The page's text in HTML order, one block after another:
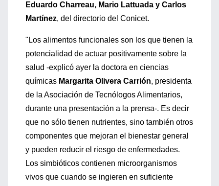
Eduardo Charreau, Mario Lattuada y Carlos
Martínez, del directorio del Conicet.
"Los alimentos funcionales son los que tienen la
potencialidad de actuar positivamente sobre la
salud -explicó ayer la doctora en ciencias
químicas Margarita Olivera Carrión, presidenta
de la Asociación de Tecnólogos Alimentarios,
durante una presentación a la prensa-. Es decir
que no sólo tienen nutrientes, sino también otros
componentes que mejoran el bienestar general
y pueden reducir el riesgo de enfermedades.
Los simbióticos contienen microorganismos
vivos que cuando se ingieren en suficiente